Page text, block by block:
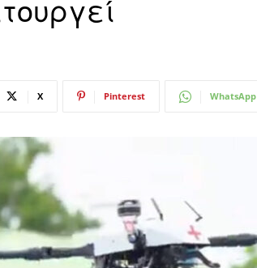
X Pinterest WhatsApp